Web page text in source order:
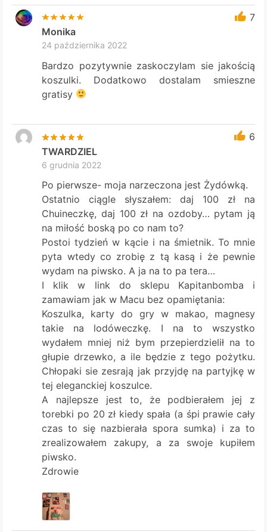
7
Monika
24 października 2022
Bardzo pozytywnie zaskoczylam sie jakością
koszulki. Dodatkowo dostalam smieszne
gratisy
6
TWARDZIEL
6 grudnia 2022
Po pierwsze- moja narzeczona jest Żydówką.
Ostatnio ciągle słyszałem: daj 100 zł na
Chuineczkę, daj 100 zł na ozdoby… pytam ją
na miłość boską po co nam to?
Postoi tydzień w kącie i na śmietnik. To mnie
pyta wtedy co zrobię z tą kasą i że pewnie
wydam na piwsko. A ja na to pa tera…
I klik w link do sklepu Kapitanbomba i
zamawiam jak w Macu bez opamiętania:
Koszulka, karty do gry w makao, magnesy
takie na lodóweczkę. I na to wszystko
wydałem mniej niż bym przepierdzielił na to
głupie drzewko, a ile będzie z tego pożytku.
Chłopaki sie zesrają jak przyjdę na partyjkę w
tej eleganckiej koszulce.
A najlepsze jest to, że podbierałem jej z
torebki po 20 zł kiedy spała (a śpi prawie cały
czas to się nazbierała spora sumka) i za to
zrealizowałem zakupy, a za swoje kupiłem
piwsko.
Zdrowie